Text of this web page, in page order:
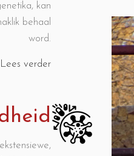
kan
behaal
word.
Lees verder